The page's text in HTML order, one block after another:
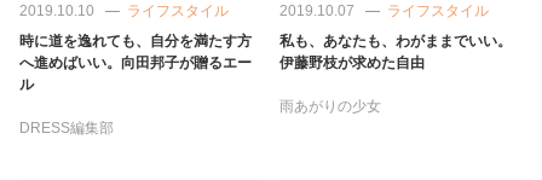
2019.10.10
ライフスタイル
時に道を逸れても、自分を満たす方
へ進めばいい。向田邦子が贈るエー
ル
DRESS編集部
2019.10.07
ライフスタイル
私も、あなたも、わがままでいい。
伊藤野枝が求めた自由
雨あがりの少女